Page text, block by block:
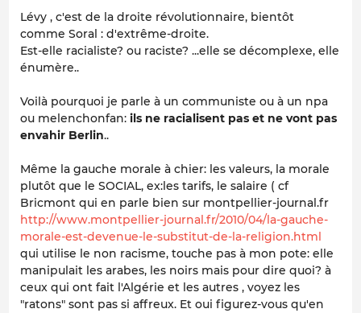
Lévy , c'est de la droite révolutionnaire, bientôt
comme Soral : d'extrême-droite.
Est-elle racialiste? ou raciste? ...elle se décomplexe, elle
énumère..
Voilà pourquoi je parle à un communiste ou à un npa
ou melenchonfan: ils ne racialisent pas et ne vont pas
envahir Berlin..
Même la gauche morale à chier: les valeurs, la morale
plutôt que le SOCIAL, ex:les tarifs, le salaire ( cf
Bricmont qui en parle bien sur montpellier-journal.fr
http://www.montpellier-journal.fr/2010/04/la-gauche-
morale-est-devenue-le-substitut-de-la-religion.html
qui utilise le non racisme, touche pas à mon pote: elle
manipulait les arabes, les noirs mais pour dire quoi? à
ceux qui ont fait l'Algérie et les autres , voyez les
"ratons" sont pas si affreux. Et oui figurez-vous qu'en